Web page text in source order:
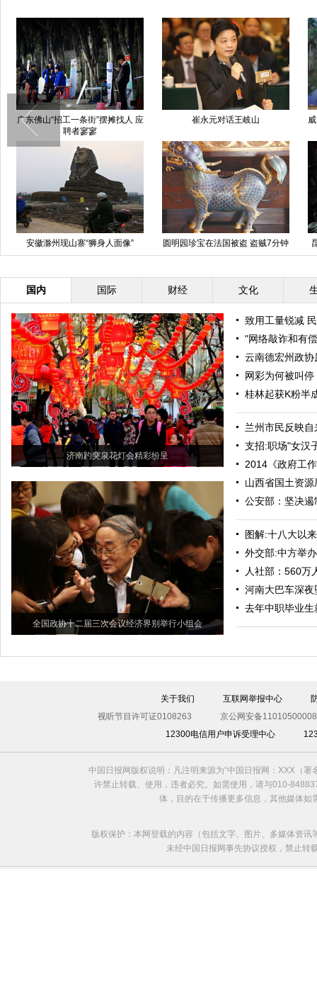
威廉王子云南发表演讲呼吁保护野
生动物
昆明大学生自主装修个性宿舍 屋
内安装吊椅
长春街头井盖锁在路灯杆上 市民
广
泉州女画家用植物创作3D立体画
为艺术一生独身
香
国内 国际 财经 文化
济南趵突泉花灯会精彩纷呈
全国政协十二届三次会议经济界别举行小组会
致用工量锐减
"网络敲诈和有
云南德宏州政
网彩为何被叫
桂林起获K粉半
兰州市民反映
支招:职场"女汉
2014《政府工
山西省国土资
公安部：坚决
图解:十八大以
外交部:中方举
人社部：560万
河南大巴车深
去年中职毕业
关于我们 互联网举报中心
视听节目许可证0108263
京公网安备
12300电信用户申诉受理中心
中国日报网版权说明：凡注明来源为“中国日报网：XXX（
许禁止转载、使用，违者必究。如需使用，请与010-
体，目的在于传播更多信息，其他媒体
版权保护：本网登载的内容（包括文字、图片、多媒体资
未经中国日报网事先协议授权，禁止转